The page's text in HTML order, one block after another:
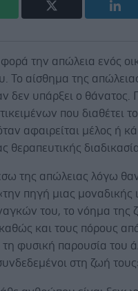
την απώλεια ενός
Το αίσθημα της
δεν υπάρξει ο θάνατος.
που διαθέτει
αφαιρείται μέλος ή
θεραπευτικής
της απώλειας λόγω
πηγή μιας μοναδικής
του, το νόημα της
καθώς και τους πόρους
φυσική παρουσία του
στη ζωή